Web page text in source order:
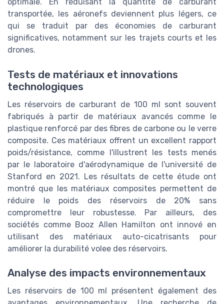
optimale. En réduisant la quantité de carburant
transportée, les aéronefs deviennent plus légers, ce
qui se traduit par des économies de carburant
significatives, notamment sur les trajets courts et les
drones.
Tests de matériaux et innovations
technologiques
Les réservoirs de carburant de 100 ml sont souvent
fabriqués à partir de matériaux avancés comme le
plastique renforcé par des fibres de carbone ou le verre
composite. Ces matériaux offrent un excellent rapport
poids/résistance, comme l'illustrent les tests menés
par le laboratoire d'aérodynamique de l'université de
Stanford en 2021. Les résultats de cette étude ont
montré que les matériaux composites permettent de
réduire le poids des réservoirs de 20% sans
compromettre leur robustesse. Par ailleurs, des
sociétés comme Booz Allen Hamilton ont innové en
utilisant des matériaux auto-cicatrisants pour
améliorer la durabilité volee des réservoirs.
Analyse des impacts environnementaux
Les réservoirs de 100 ml présentent également des